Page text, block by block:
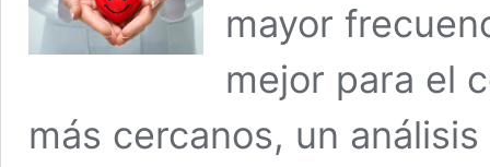
mayor
mejor para el
más cercanos, un